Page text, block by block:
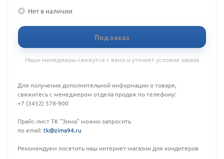
Нет в наличии
Под заказ
Наши менеджеры свяжутся с вами и уточнят условия заказа
Для получения дополнительной информации о товаре,
свяжитесь с менеджером отдела продаж по телефону:
+7 (3452) 578-900
Прайс-лист ТК "Зима" можно запросить
по email: tk@zima94.ru
Рекомендуем посетить наш интернет-магазин для кондитеров